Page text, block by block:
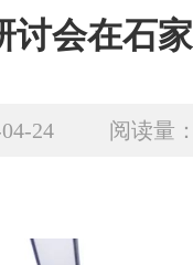
讨会在石
04-24 阅读量